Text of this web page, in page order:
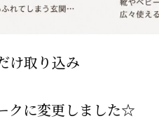
け取り込み
クに変更しました☆